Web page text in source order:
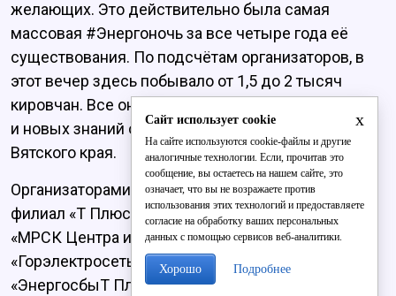
желающих. Это действительно была самая
массовая #Энергоночь за все четыре года её
существования. По подсчётам организаторов, в
этот вечер здесь побывало от 1,5 до 2 тысяч
кировчан. Все они унесли с собой частичку тепла
и новых знаний о богатой истории энергетики
Вятского края.
Организаторами проекта выступили кировский
филиал «Т Плюс», филиал «Кировэнерго» ПАО
«МРСК Центра и Приволжья», АО
«Горэлектросеть», кировский филиал
«ЭнергосбыТ Плюс», КОГУП «Агентство
x
Сайт использует cookie
На сайте используются cookie-файлы и другие
аналогичные технологии. Если, прочитав это
сообщение, вы остаетесь на нашем сайте, это
означает, что вы не возражаете против
использования этих технологий и предоставляете
согласие на обработку ваших персональных
данных с помощью сервисов веб-аналитики.
Хорошо Подробнее